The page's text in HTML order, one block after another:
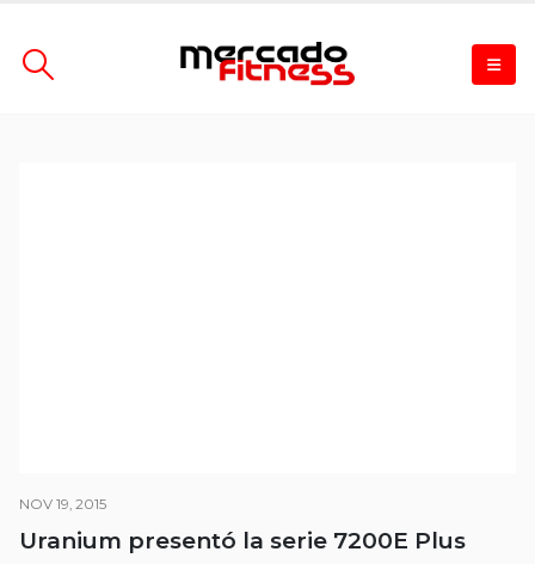
NOV 19, 2015
Uranium presentó la serie 7200E Plus